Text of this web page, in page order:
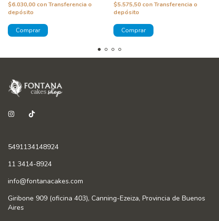
$6.030,00 conTransferencia o
depósito
$5.575,50 conTransferencia o
depósito
5491134148924
11 3414-8924
info@fontanacakes.com
Giribone 909 (oficina 403), Canning-Ezeiza, Provincia de Buenos
Aires